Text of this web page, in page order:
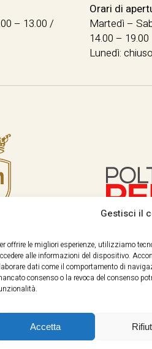
Gestisci il
offrire le migliori esperienze, utilizziamo
alle informazioni del dispositivo.
dati come il comportamento di
consenso o la revoca del consenso
Accetta
– 13.00 /
Orari di
Martedì –
14.00 – 19.00
Lunedì: chiuso